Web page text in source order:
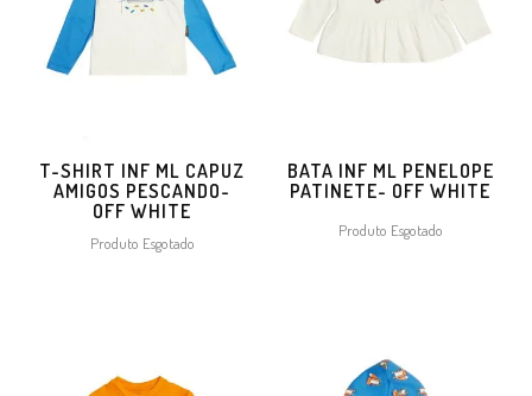
T-SHIRT INF ML CAPUZ
AMIGOS PESCANDO-
OFF WHITE
Produto Esgotado
BATA INF ML PENELOPE
PATINETE- OFF WHITE
Produto Esgotado